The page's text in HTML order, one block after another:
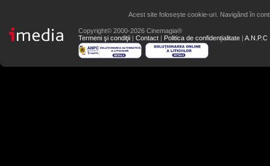
Acest site folosește cookie-uri. Navigând în
Copyright© 2000-2026 Cinemagia®
Termeni şi condiţii | Contact | Politica de confidențialitate | A.N.P.C